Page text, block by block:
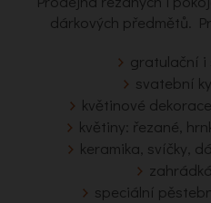
dárkových předmětů.
gratulační i
svatební
květinové
květiny: řezané,
keramika, svíčky,
speciální